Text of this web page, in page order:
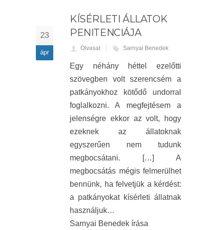
23
ápr
KÍSÉRLETI ÁLLATOK
PENITENCIÁJA
Olvasat Sarnyai Benedek
Egy néhány héttel ezelőtti
szövegben volt szerencsém a
patkányokhoz kötődő undorral
foglalkozni. A megfejtésem a
jelenségre ekkor az volt, hogy
ezeknek az állatoknak
egyszerűen nem tudunk
megbocsátani. […] A
megbocsátás mégis felmerülhet
bennünk, ha felvetjük a kérdést:
a patkányokat kísérleti állatnak
használjuk…
Sarnyai Benedek írása